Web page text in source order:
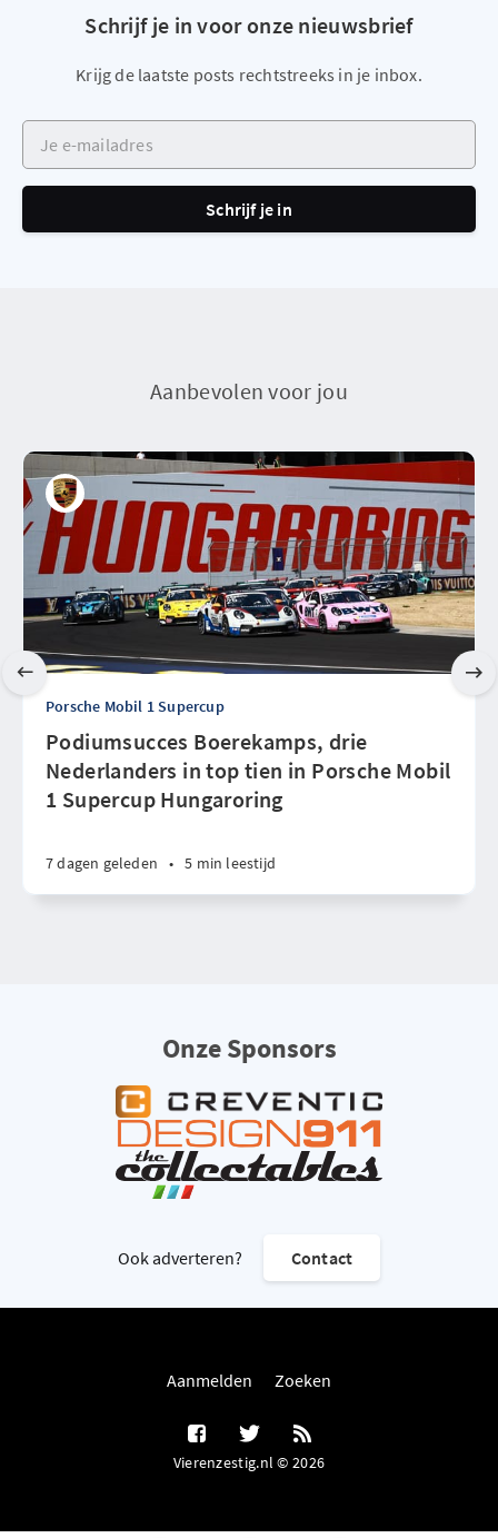
Schrijf je in voor onze nieuwsbrief
Krijg de laatste posts rechtstreeks in je inbox.
Je e-mailadres
Schrijf je in
Aanbevolen voor jou
Porsche Mobil 1 Supercup
Podiumsucces Boerekamps, drie
Nederlanders in top tien in Porsche Mobil
1 Supercup Hungaroring
7 dagen geleden • 5 min leestijd
Onze Sponsors
Ook adverteren? Contact
Aanmelden Zoeken
Vierenzestig.nl © 2026